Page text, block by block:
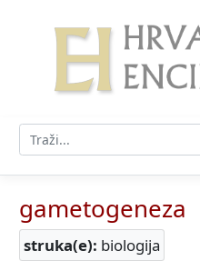
gametogeneza
struka(e): biologija